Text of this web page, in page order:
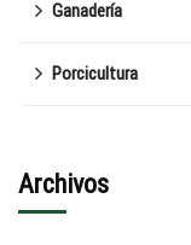
Ganadería
Porcicultura
Archivos